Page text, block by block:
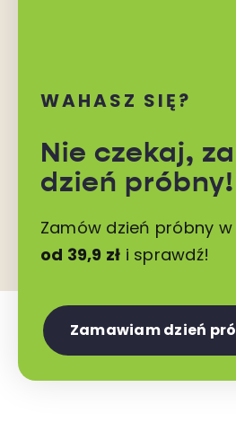
WAHASZ SIĘ?
Nie czekaj,
dzień próbny!
Zamów dzień próbny
od 39,9 zł i sprawdź!
Zamawiam dzień